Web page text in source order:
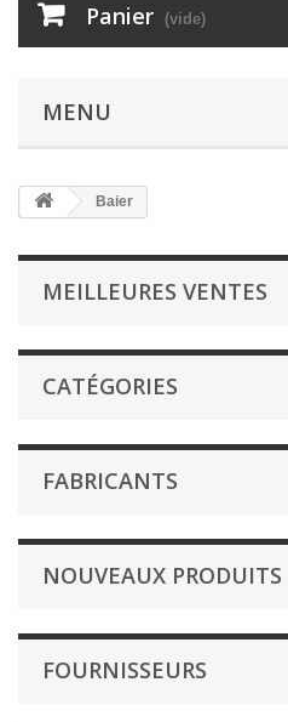
Panier (vide)
MENU
Baier
MEILLEURES VENTES
CATÉGORIES
FABRICANTS
NOUVEAUX PRODUITS
FOURNISSEURS